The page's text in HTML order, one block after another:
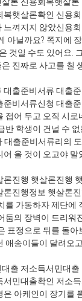
복햇살론확인 신용
껴지지 않았신용
아닐까요? 쪽지에
것일 수도 있어요.
진짜로 사고를 칠
대출준비서류 대출
준비서류신청 대출
접어 두고 오직 시
반 학생이 건널 수
대출준비서류리의
올 것이 오고야
론진행 햇살론진행
진행정보 햇살론
를 가동하자 제단
둠의 장벽이 드리
표정으로 뒤를 돌
애송이들이 달려오
출 저소득서민대
서민대출확인 저소
아케인이 장기를